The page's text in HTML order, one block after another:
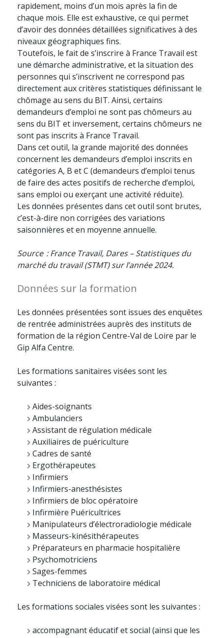
rapidement, moins d’un mois après la fin de
chaque mois. Elle est exhaustive, ce qui permet
d’avoir des données détaillées significatives à des
niveaux géographiques fins.
Toutefois, le fait de s’inscrire à France Travail est
une démarche administrative, et la situation des
personnes qui s’inscrivent ne correspond pas
directement aux critères statistiques définissant le
chômage au sens du BIT. Ainsi, certains
demandeurs d’emploi ne sont pas chômeurs au
sens du BIT et inversement, certains chômeurs ne
sont pas inscrits à France Travail.
Dans cet outil, la grande majorité des données
concernent les demandeurs d’emploi inscrits en
catégories A, B et C (demandeurs d’emploi tenus
de faire des actes positifs de recherche d’emploi,
sans emploi ou exerçant une activité réduite).
Les données présentes dans cet outil sont brutes,
c’est-à-dire non corrigées des variations
saisonnières et en moyenne annuelle.
Source : France Travail, Dares – Statistiques du
marché du travail (STMT) sur l’année 2024.
Données sur la formation
Les données présentées sont issues des enquêtes
de rentrée administrées auprès des instituts de
formation de la région Centre-Val de Loire par le
Gip Alfa Centre.
Les formations sanitaires visées sont les
suivantes :
Aides-soignants
Ambulanciers
Assistant de régulation médicale
Auxiliaires de puériculture
Cadres de santé
Ergothérapeutes
Infirmiers
Infirmiers-anesthésistes
Infirmiers de bloc opératoire
Infirmière Puéricultrices
Manipulateurs d’électroradiologie médicale
Masseurs-kinésithérapeutes
Préparateurs en pharmacie hospitalière
Psychomotriciens
Sages-femmes
Techniciens de laboratoire médical
Les formations sociales visées sont les suivantes :
accompagnant éducatif et social (ainsi que les